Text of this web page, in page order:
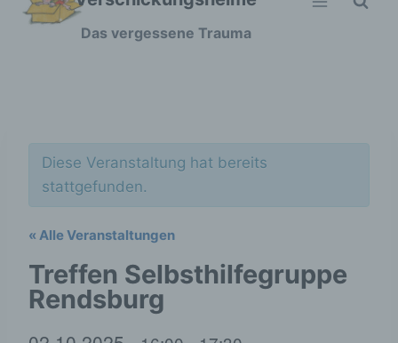
Zum
Das vergessene Trauma
Diese Veranstaltung hat bereits
stattgefunden.
« Alle Veranstaltungen
Treffen Selbsthilfegruppe
Rendsburg